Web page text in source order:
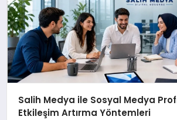
Salih Medya ile Sosyal Medya
Etkileşim Artırma Yöntemleri